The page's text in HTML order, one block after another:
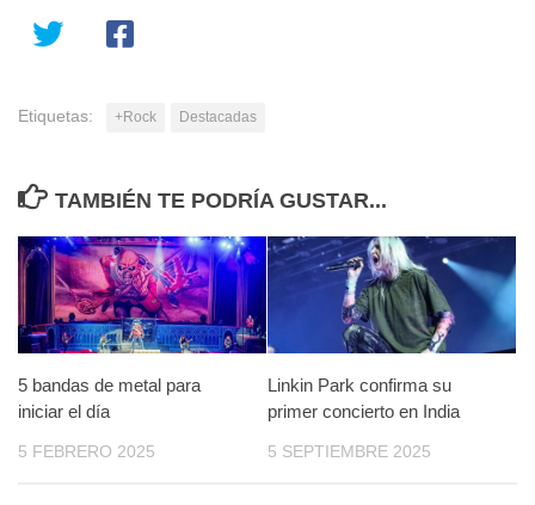
Etiquetas: +Rock Destacadas
TAMBIÉN TE PODRÍA GUSTAR...
5 bandas de metal para
iniciar el día
5 FEBRERO 2025
Linkin Park confirma su
primer concierto en India
5 SEPTIEMBRE 2025